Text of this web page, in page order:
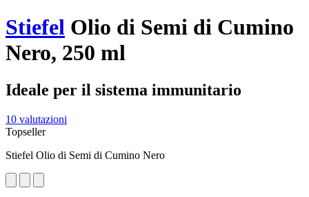
Stiefel Olio di Semi di Cumino
Nero, 250 ml
Ideale per il sistema immunitario
10 valutazioni
Topseller
Stiefel Olio di Semi di Cumino Nero